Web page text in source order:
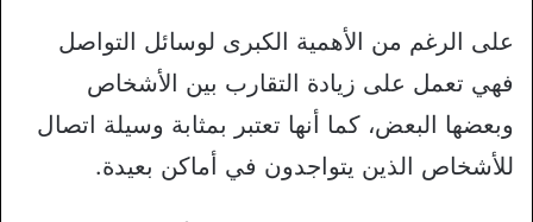
على الرغم من الأهمية الكبرى لوسائل التواصل
فهي تعمل على زيادة التقارب بين الأشخاص
وبعضها البعض، كما أنها تعتبر بمثابة وسيلة اتصال
للأشخاص الذين يتواجدون في أماكن بعيدة.